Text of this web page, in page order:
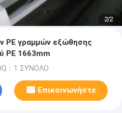
2/2
PE γραμμών εξώθησης
PE 1663mm
：1 ΣΥΝΟΛΟ
Επικοινωνήστε